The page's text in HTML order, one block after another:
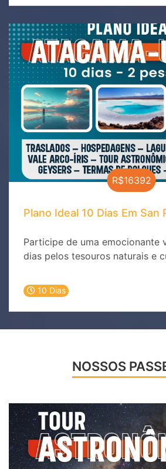
conforme o tour 📅
com 72h de antecedência
R$16392
Plano Ideal 10 Dias Em
Participe de uma emocionante
dias pelos tesouros naturais e
deserto, os céus estrelados e
milenares que tornam este
mundo. Experimente a beleza
Luna, a vastidão do Salar de
fascinantes do planeta!
10 Dias
NOSSOS